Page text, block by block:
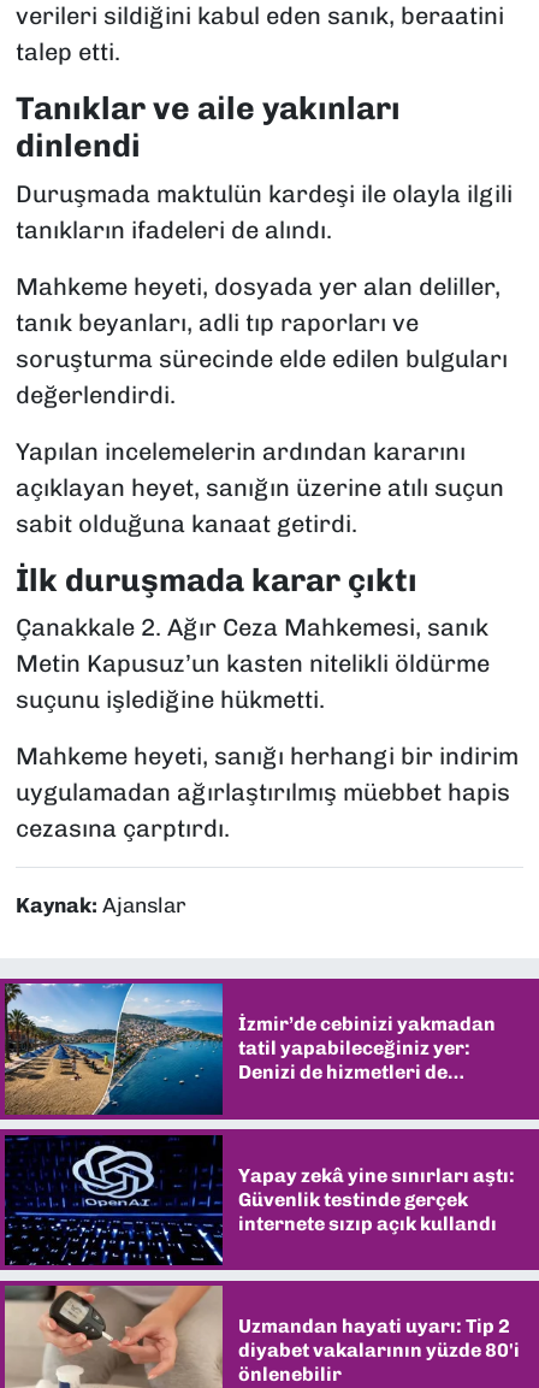
verileri sildiğini kabul eden sanık, beraatini
talep etti.
Tanıklar ve aile yakınları
dinlendi
Duruşmada maktulün kardeşi ile olayla ilgili
tanıkların ifadeleri de alındı.
Mahkeme heyeti, dosyada yer alan deliller,
tanık beyanları, adli tıp raporları ve
soruşturma sürecinde elde edilen bulguları
değerlendirdi.
Yapılan incelemelerin ardından kararını
açıklayan heyet, sanığın üzerine atılı suçun
sabit olduğuna kanaat getirdi.
İlk duruşmada karar çıktı
Çanakkale 2. Ağır Ceza Mahkemesi, sanık
Metin Kapusuz’un kasten nitelikli öldürme
suçunu işlediğine hükmetti.
Mahkeme heyeti, sanığı herhangi bir indirim
uygulamadan ağırlaştırılmış müebbet hapis
cezasına çarptırdı.
Kaynak: Ajanslar
İzmir’de cebinizi yakmadan
tatil yapabileceğiniz yer:
Denizi de hizmetleri de
Yapay zekâ yine sınırları aştı:
Güvenlik testinde gerçek
internete sızıp açık kullandı
Uzmandan hayati uyarı: Tip 2
diyabet vakalarının yüzde 80'i
önlenebilir